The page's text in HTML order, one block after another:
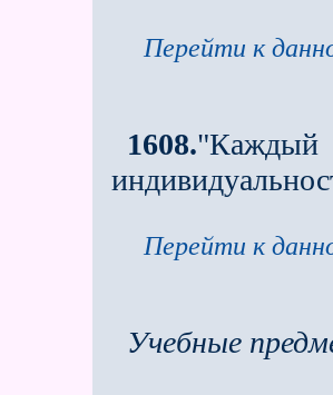
Перейти к
1608.
Перейти к
Учебные